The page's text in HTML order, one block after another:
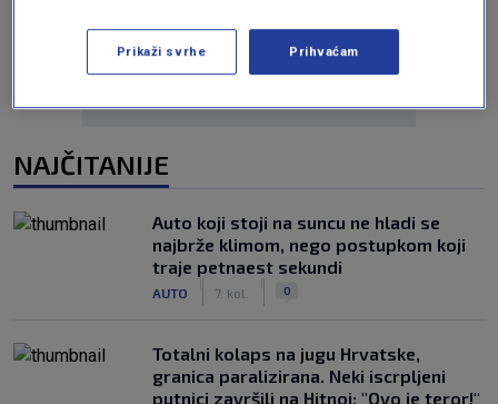
NAJČITANIJE
Auto koji stoji na suncu ne hladi se
najbrže klimom, nego postupkom koji
traje petnaest sekundi
AUTO 7. kol. 0
Totalni kolaps na jugu Hrvatske,
granica paralizirana. Neki iscrpljeni
putnici završili na Hitnoj: "Ovo je teror!"
Prikaži svrhe Prihvaćam